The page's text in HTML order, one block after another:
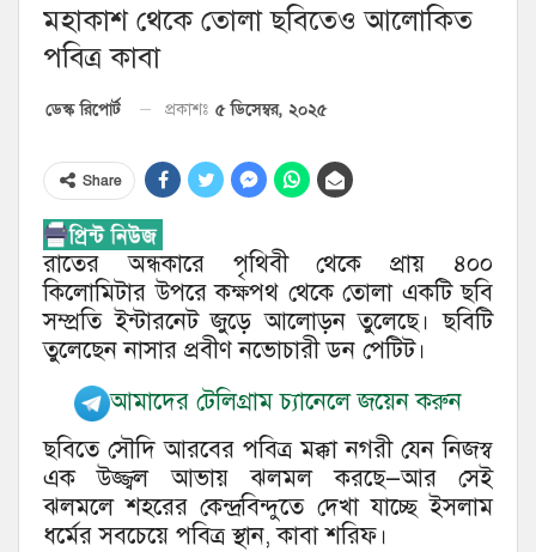
মহাকাশ থেকে তোলা ছবিতেও আলোকিত
পবিত্র কাবা
ডেস্ক রিপোর্ট প্রকাশঃ ৫ ডিসেম্বর, ২০২৫
Share
রাতের অন্ধকারে পৃথিবী থেকে প্রায় ৪০০
কিলোমিটার উপরে কক্ষপথ থেকে তোলা একটি ছবি
সম্প্রতি ইন্টারনেট জুড়ে আলোড়ন তুলেছে। ছবিটি
তুলেছেন নাসার প্রবীণ নভোচারী ডন পেটিট।
আমাদের টেলিগ্রাম চ্যানেলে জয়েন করুন
ছবিতে সৌদি আরবের পবিত্র মক্কা নগরী যেন নিজস্ব
এক উজ্জ্বল আভায় ঝলমল করছে—আর সেই
ঝলমলে শহরের কেন্দ্রবিন্দুতে দেখা যাচ্ছে ইসলাম
ধর্মের সবচেয়ে পবিত্র স্থান, কাবা শরিফ।